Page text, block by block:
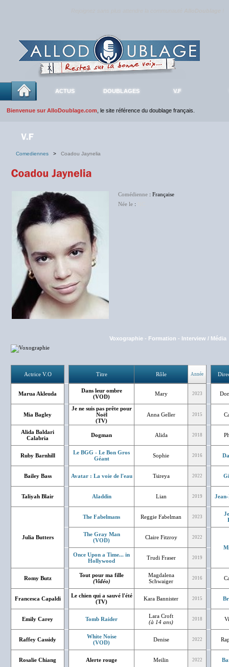
ACTUS DOUBLAGES V.F
Bienvenue sur AlloDoublage.com , le site référence du doublage français.
Comediennes > Coadou Jaynelia
Comédienne : Française
Née le :
Voxographie - Formation - Interview / Média
Actrice V.O Titre Rôle Année
Marua Akleuda
Dans leur ombre
(VOD)
Mary 2023
Mia Bagley
Je ne suis pas prête pour
Noël
(TV)
Anna Geller 2015
Alida Baldari
Calabria
Dogman Alida 2018
Ruby Barnhill
Le BGG - Le Bon Gros
Géant
Sophie 2016
Bailey Bass Avatar : La voie de l'eau Tsireya 2022
Taliyah Blair Aladdin Lian 2019
Julia Butters
The Fabelmans Reggie Fabelman 2023
The Gray Man
(VOD)
Claire Fitzroy 2022
Once Upon a Time... in
Hollywood
Trudi Fraser 2019
Romy Butz
Tout pour ma fille
(Vidéo)
Magdalena
Schwaiger
2016
Francesca Capaldi
Le chien qui a sauvé l'été
(TV)
Kara Bannister 2015
Emily Carey Tomb Raider
Lara Croft
(à 14 ans)
2018
Raffey Cassidy
White Noise
(VOD)
Denise 2022
Rosalie Chiang Alerte rouge Meilin 2022